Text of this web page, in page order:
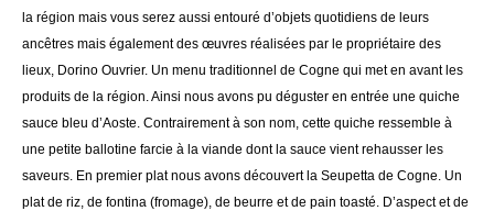
la région mais vous serez aussi entouré d’objets quotidiens de leurs
ancêtres mais également des œuvres réalisées par le propriétaire des
lieux, Dorino Ouvrier. Un menu traditionnel de Cogne qui met en avant les
produits de la région. Ainsi nous avons pu déguster en entrée une quiche
sauce bleu d’Aoste. Contrairement à son nom, cette quiche ressemble à
une petite ballotine farcie à la viande dont la sauce vient rehausser les
saveurs. En premier plat nous avons découvert la Seupetta de Cogne. Un
plat de riz, de fontina (fromage), de beurre et de pain toasté. D’aspect et de